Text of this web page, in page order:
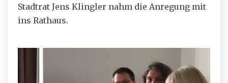
Stadtrat Jens Klingler nahm die Anregung mit
ins Rathaus.